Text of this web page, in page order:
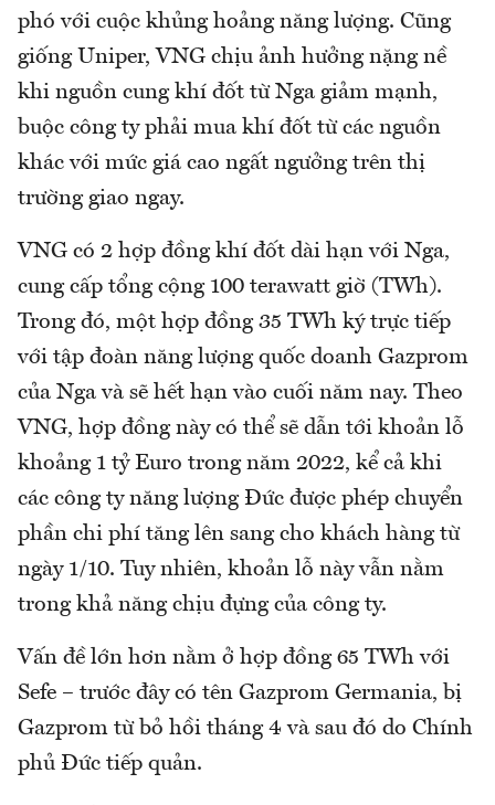
phó với cuộc khủng hoảng năng lượng. Cũng
giống Uniper, VNG chịu ảnh hưởng nặng nề
khi nguồn cung khí đốt từ Nga giảm mạnh,
buộc công ty phải mua khí đốt từ các nguồn
khác với mức giá cao ngất ngưởng trên thị
trường giao ngay.
VNG có 2 hợp đồng khí đốt dài hạn với Nga,
cung cấp tổng cộng 100 terawatt giờ (TWh).
Trong đó, một hợp đồng 35 TWh ký trực tiếp
với tập đoàn năng lượng quốc doanh Gazprom
của Nga và sẽ hết hạn vào cuối năm nay. Theo
VNG, hợp đồng này có thể sẽ dẫn tới khoản lỗ
khoảng 1 tỷ Euro trong năm 2022, kể cả khi
các công ty năng lượng Đức được phép chuyển
phần chi phí tăng lên sang cho khách hàng từ
ngày 1/10. Tuy nhiên, khoản lỗ này vẫn nằm
trong khả năng chịu đựng của công ty.
Vấn đề lớn hơn nằm ở hợp đồng 65 TWh với
Sefe – trước đây có tên Gazprom Germania, bị
Gazprom từ bỏ hồi tháng 4 và sau đó do Chính
phủ Đức tiếp quản.